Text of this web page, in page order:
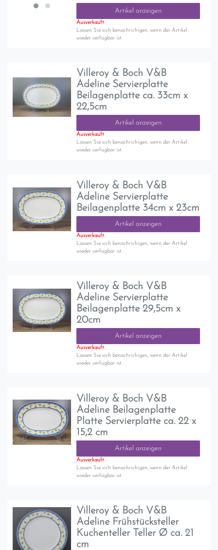
Artikel anzeigen
Ausverkauft
Lassen Sie sich benachrichigen, wenn der Artikel
wieder verfügbar ist.
Villeroy & Boch V&B
Adeline Servierplatte
Beilagenplatte ca. 33cm x
22,5cm
Artikel anzeigen
Ausverkauft
Lassen Sie sich benachrichigen, wenn der Artikel
wieder verfügbar ist.
Villeroy & Boch V&B
Adeline Servierplatte
Beilagenplatte 34cm x 23cm
Artikel anzeigen
Ausverkauft
Lassen Sie sich benachrichigen, wenn der Artikel
wieder verfügbar ist.
Villeroy & Boch V&B
Adeline Servierplatte
Beilagenplatte 29,5cm x
20cm
Artikel anzeigen
Ausverkauft
Lassen Sie sich benachrichigen, wenn der Artikel
wieder verfügbar ist.
Villeroy & Boch V&B
Adeline Beilagenplatte
Platte Servierplatte ca. 22 x
15,2 cm
Artikel anzeigen
Ausverkauft
Lassen Sie sich benachrichigen, wenn der Artikel
wieder verfügbar ist.
Villeroy & Boch V&B
Adeline Frühstücksteller
Kuchenteller Teller Ø ca. 21
cm